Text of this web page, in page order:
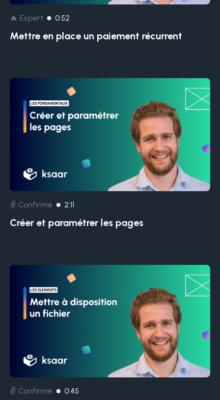
🔥 Expert 0:52
Mettre en place un paiement récurrent
✌️ Confirmé 2:11
Créer et paramétrer les pages
✌️ Confirmé 0:45